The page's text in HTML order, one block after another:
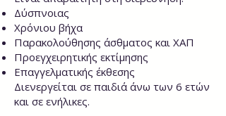
Δύσπνοιας
Χρόνιου βήχα
Παρακολούθησης άσθματος και ΧΑΠ
Προεγχειρητικής εκτίμησης
Επαγγελματικής έκθεσης
Διενεργείται σε παιδιά άνω των 6 ετών
και σε ενήλικες.